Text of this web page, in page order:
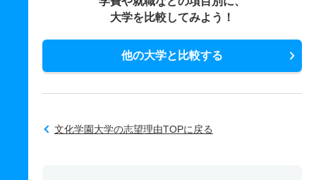
大学を比較してみよう！
他の大学と比較する
文化学園大学の志望理由TOPに戻る